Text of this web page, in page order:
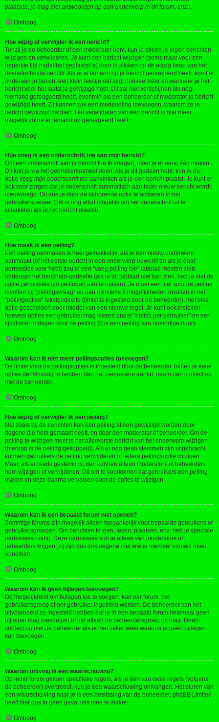
plaatsen, je mag niet antwoorden op een onderwerp in dit forum, enz.).
Omhoog
Hoe wijzig of verwijder ik een bericht?
Tenzij je de beheerder of een moderator bent, kun je alleen je eigen berichten
wijzigen en verwijderen. Je kunt een bericht wijzigen (soms maar voor een
beperkte tijd nadat het geplaatst is) door te klikken op de wijzig knop van het
desbetreffende bericht. Als er al iemand op je bericht gereageerd heeft, komt er
onderaan je bericht een klein tekstje dat zegt hoeveel keer en wanneer je het
bericht voor het laatst je gewijzigd hebt. Dit zal niet verschijnen als nog
niemand gereageerd heeft, evenmin als een beheerder of moderator je bericht
gewijzigd heeft. Zij kunnen wel een mededeling toevoegen, waarom ze je
bericht gewijzigd hebben. Het verwijderen van een bericht is niet meer
mogelijk zodra er iemand op gereageerd heeft.
Omhoog
Hoe voeg ik een onderschrift toe aan mijn bericht?
Om een onderschrift aan je bericht toe te voegen, moet je er eerst één maken.
Dit kun je via het gebruikerspaneel doen. Als je dit gedaan hebt, kun je de
optie voeg mijn onderschrift toe aanvinken als je een bericht plaatst. Je kunt er
ook voor zorgen dat je onderschrift automatisch aan ieder nieuw bericht wordt
toegevoegd. Dit doe je door de bijhorende optie te activeren in het
gebruikerspaneel (het is nog altijd mogelijk om het onderschrift uit te
schakelen als je het bericht plaatst).
Omhoog
Hoe maak ik een peiling?
Een peiling aanmaken is heel gemakkelijk, als je een nieuw onderwerp
aanmaakt (of het eerste bericht in een onderwerp bewerkt en als je daar
permissies voor hebt) zou je een "voeg peiling toe" tabblad moeten zien
onderaan het berichten-gedeelte (als je dit tabblad niet kan zien, heb je niet de
juiste permissies om peilingen aan te maken). Je moet een titel voor de peiling
invullen bij "peilingsvraag" en dan minstens 2 mogelijkheden invullen in het
"peilingopties"-tekstgedeelte (limiet is ingesteld door de beheerder), met elke
optie gescheiden door middel van een nieuwe regel. Je kunt ook instellen
hoeveel opties een gebruiker mag kiezen onder "opties per gebruiker" en een
tijdslimiet in dagen voor de peiling (0 is een peiling van oneindige duur).
Omhoog
Waarom kan ik niet meer peilingsopties toevoegen?
De limiet voor de peilingsopties is ingesteld door de beheerder. Indien je meer
opties denkt nodig te hebben dan het toegestane aantal, neem dan contact op
met de beheerder.
Omhoog
Hoe wijzig of verwijder ik een peiling?
Net zoals bij de berichten kan een peiling alleen gewijzigd worden door
degene die hem gemaakt heeft, en door een moderator of beheerder. Om de
peiling te wijzigen moet je het allereerste bericht van het onderwerp wijzigen
(hieraan is de peiling gekoppeld). Als er nog geen stemmen zijn uitgebracht,
kunnen gebruikers de peiling verwijderen of iedere peilingsoptie wijzigen.
Maar, als er reeds gestemd is, dan kunnen alleen moderators of beheerders
hem wijzigen of verwijderen. Dit om te voorkomen dat gebruikers een peiling
maken en deze daarna vervalsen door de opties te wijzigen.
Omhoog
Waarom kan ik een bepaald forum niet openen?
Sommige forums zijn mogelijk alleen toegankelijk voor bepaalde gebruikers of
gebruikersgroepen. Om berichten te zien, lezen, plaatsen, enz. heb je speciale
permissies nodig. Deze permissies kun je alleen van moderators of
beheerders krijgen, zij zijn dus ook degene met wie je hierover contact moet
opnemen.
Omhoog
Waarom kan ik geen bijlagen toevoegen?
De mogelijkheid om bijlagen toe te voegen, kan per forum, per
gebruikersgroep of per gebruiker ingesteld worden. De beheerder kan het
bijvoorbeeld zo ingesteld hebben dat je in een bepaald forum helemaal geen
bijlagen mag toevoegen of dat alleen de beheerdersgroep dit mag. Neem
contact op met de beheerder als je niet zeker weet waarom je geen bijlagen
kan toevoegen.
Omhoog
Waarom ontving ik een waarschuwing?
Op ieder forum gelden specifieke regels, als je één van deze regels (volgens
de beheerder) overtreedt, kun je een waarschuwing ontvangen. Het sturen van
een waarschuwing naar je is een beslissing van de beheerder, phpBB Limited
heeft hier dus in geen geval iets mee te maken.
Omhoog